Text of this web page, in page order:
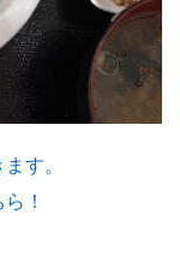
す。
！